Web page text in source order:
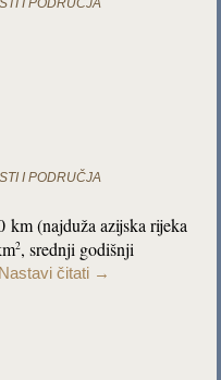
I PODRUČJA
I PODRUČJA
km (najduža azijska rijeka
2, srednji godišnji
Nastavi čitati →